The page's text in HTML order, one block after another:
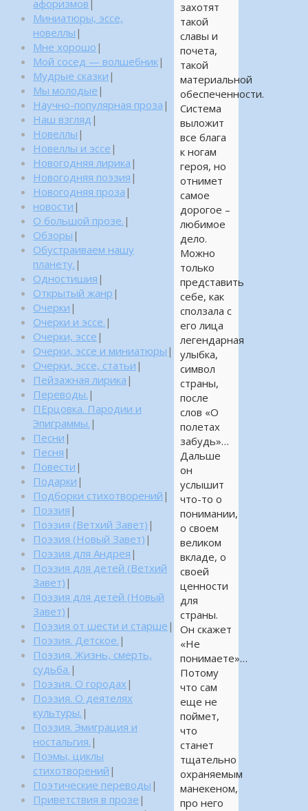
захотят
такой
славы и
почета,
такой
материальной
обеспеченности.
Система
выложит
все блага
к ногам
героя, но
отнимет
самое
дорогое –
любимое
дело.
Можно
только
представить
себе, как
сползала с
его лица
легендарная
улыбка,
символ
страны,
после
слов «О
полетах
забудь»…
Дальше
он
услышит
что-то о
понимании,
о своем
великом
вкладе, о
своей
ценности
для
страны.
Он скажет
«Не
понимаете»…
Потому
что сам
еще не
поймет,
что
станет
тщательно
охраняемым
манекеном,
про него
афоризмов |
Миниатюры, эссе,
новеллы |
Мне хорошо |
Мой сосед — волшебник|
Мудрые сказки |
Мы молодые |
Научно-популярная проза |
Наш взгляд |
Новеллы |
Новеллы и эссе |
Новогодняя лирика |
Новогодняя поэзия |
Новогодняя проза |
новости |
О большой прозе. |
Обзоры |
Обустраиваем нашу
планету. |
Одностишия |
Открытый жанр |
Очерки |
Очерки и эссе. |
Очерки, эссе |
Очерки, эссе и миниатюры |
Очерки, эссе, статьи |
Пейзажная лирика |
Переводы. |
ПЕрцовка. Пародии и
Эпиграммы. |
Песни |
Песня |
Повести |
Подарки |
Подборки стихотворений |
Поэзия |
Поэзия (Ветхий Завет) |
Поэзия (Новый Завет) |
Поэзия для Андрея |
Поэзия для детей (Ветхий
Завет) |
Поэзия для детей (Новый
Завет) |
Поэзия от шести и старше |
Поэзия. Детское. |
Поэзия. Жизнь, смерть,
судьба. |
Поэзия. О городах |
Поэзия. О деятелях
культуры. |
Поэзия. Эмиграция и
ностальгия. |
Поэмы, циклы
стихотворений |
Поэтические переводы |
Приветствия в прозе |